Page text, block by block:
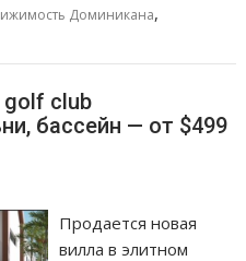
Доминикана,
golf club
бассейн — от $499
Продается новая
вилла в элитном